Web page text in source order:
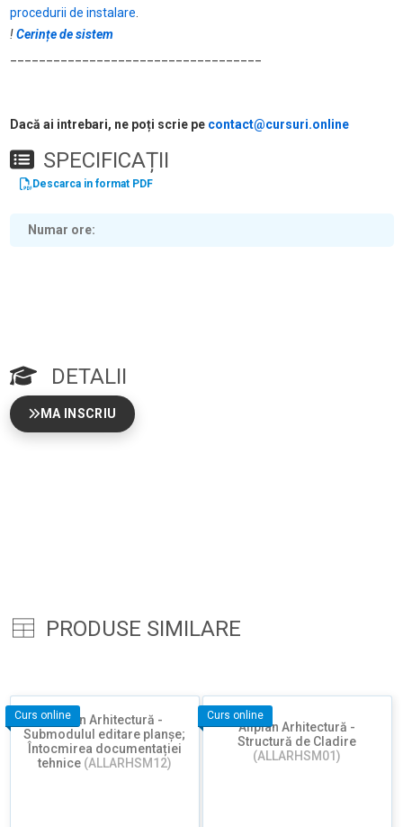
procedurii de instalare
!Cerințe de sistem
Dacă ai intrebari, ne poți scrie pe contact@cursuri.online
SPECIFICAȚII
Descarca in format PDF
Numar ore
DETALII
MA INSCRIU
PRODUSE SIMILARE
Curs onlineAllplan Arhitectură -
Submodulul editare planșe;
Întocmirea documentației
tehnice (ALLARHSM12)
Curs online
Allplan Arhitectură -
Structură de Cladire
(ALLARHSM01)